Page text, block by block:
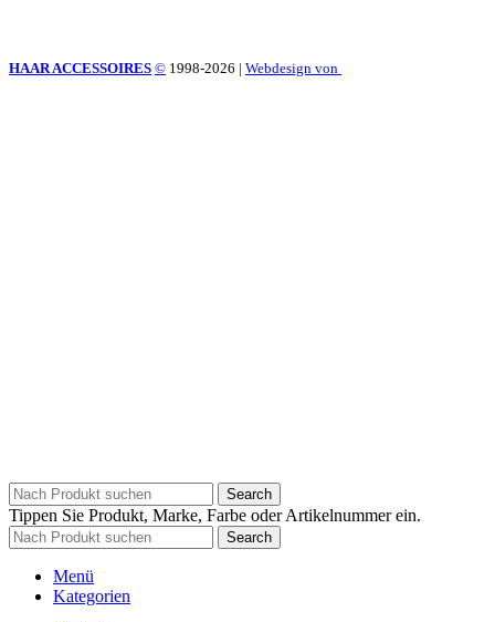
HAAR ACCESSOIRES © 1998-2026 | Webdesign von
Search
Tippen Sie Produkt, Marke, Farbe oder Artikelnummer ein.
Search
Menü
Kategorien